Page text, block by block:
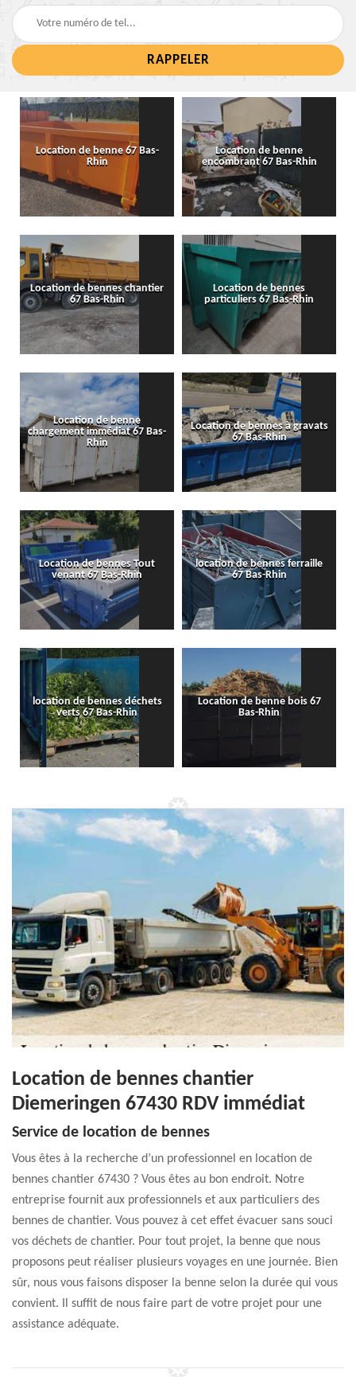
Location de benne 67 Bas-
Rhin
Location de benne
encombrant 67 Bas-Rhin
Location de bennes chantier
67 Bas-Rhin
Location de bennes
particuliers 67 Bas-Rhin
Location de benne
chargement immédiat 67 Bas-
Rhin
Location de bennes à gravats
67 Bas-Rhin
Location de bennes Tout
venant 67 Bas-Rhin
location de bennes ferraille
67 Bas-Rhin
location de bennes déchets
verts 67 Bas-Rhin
Location de benne bois 67
Bas-Rhin
Location de bennes chantier
Diemeringen 67430 RDV immédiat
Service de location de bennes
Vous êtes à la recherche d’un professionnel en location de
bennes chantier 67430 ? Vous êtes au bon endroit. Notre
entreprise fournit aux professionnels et aux particuliers des
bennes de chantier. Vous pouvez à cet effet évacuer sans souci
vos déchets de chantier. Pour tout projet, la benne que nous
proposons peut réaliser plusieurs voyages en une journée. Bien
sûr, nous vous faisons disposer la benne selon la durée qui vous
convient. Il suffit de nous faire part de votre projet pour une
assistance adéquate.